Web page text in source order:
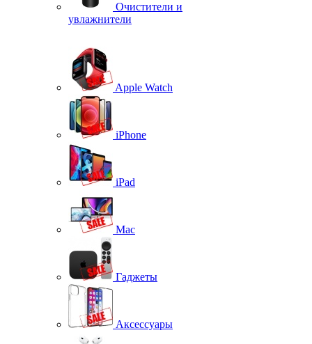
Очистители и
увлажнители
Apple Watch
iPhone
iPad
Mac
Гаджеты
Аксессуары